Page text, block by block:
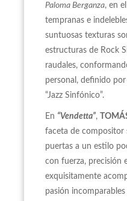
Paloma Berganza, en
tempranas e
suntuosas texturas
estructuras de Rock
raudales,
personal, definido
“Jazz Sinfónico”.
En “Vendetta”,
faceta de compositor
puertas a un estilo
con fuerza, precisión
exquisitamente
pasión